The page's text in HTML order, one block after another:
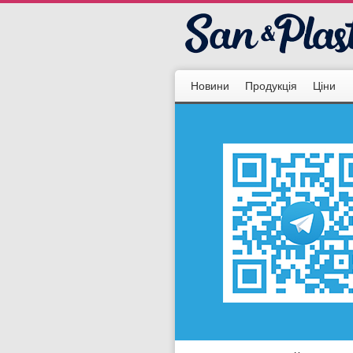
Новини Продукція Ціни